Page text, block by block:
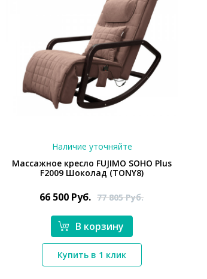
*}
Наличие уточняйте
Массажное кресло FUJIMO SOHO Plus
F2009 Шоколад (TONY8)
66 500 Руб. 77 805Руб.
В корзину
Купить в 1 клик